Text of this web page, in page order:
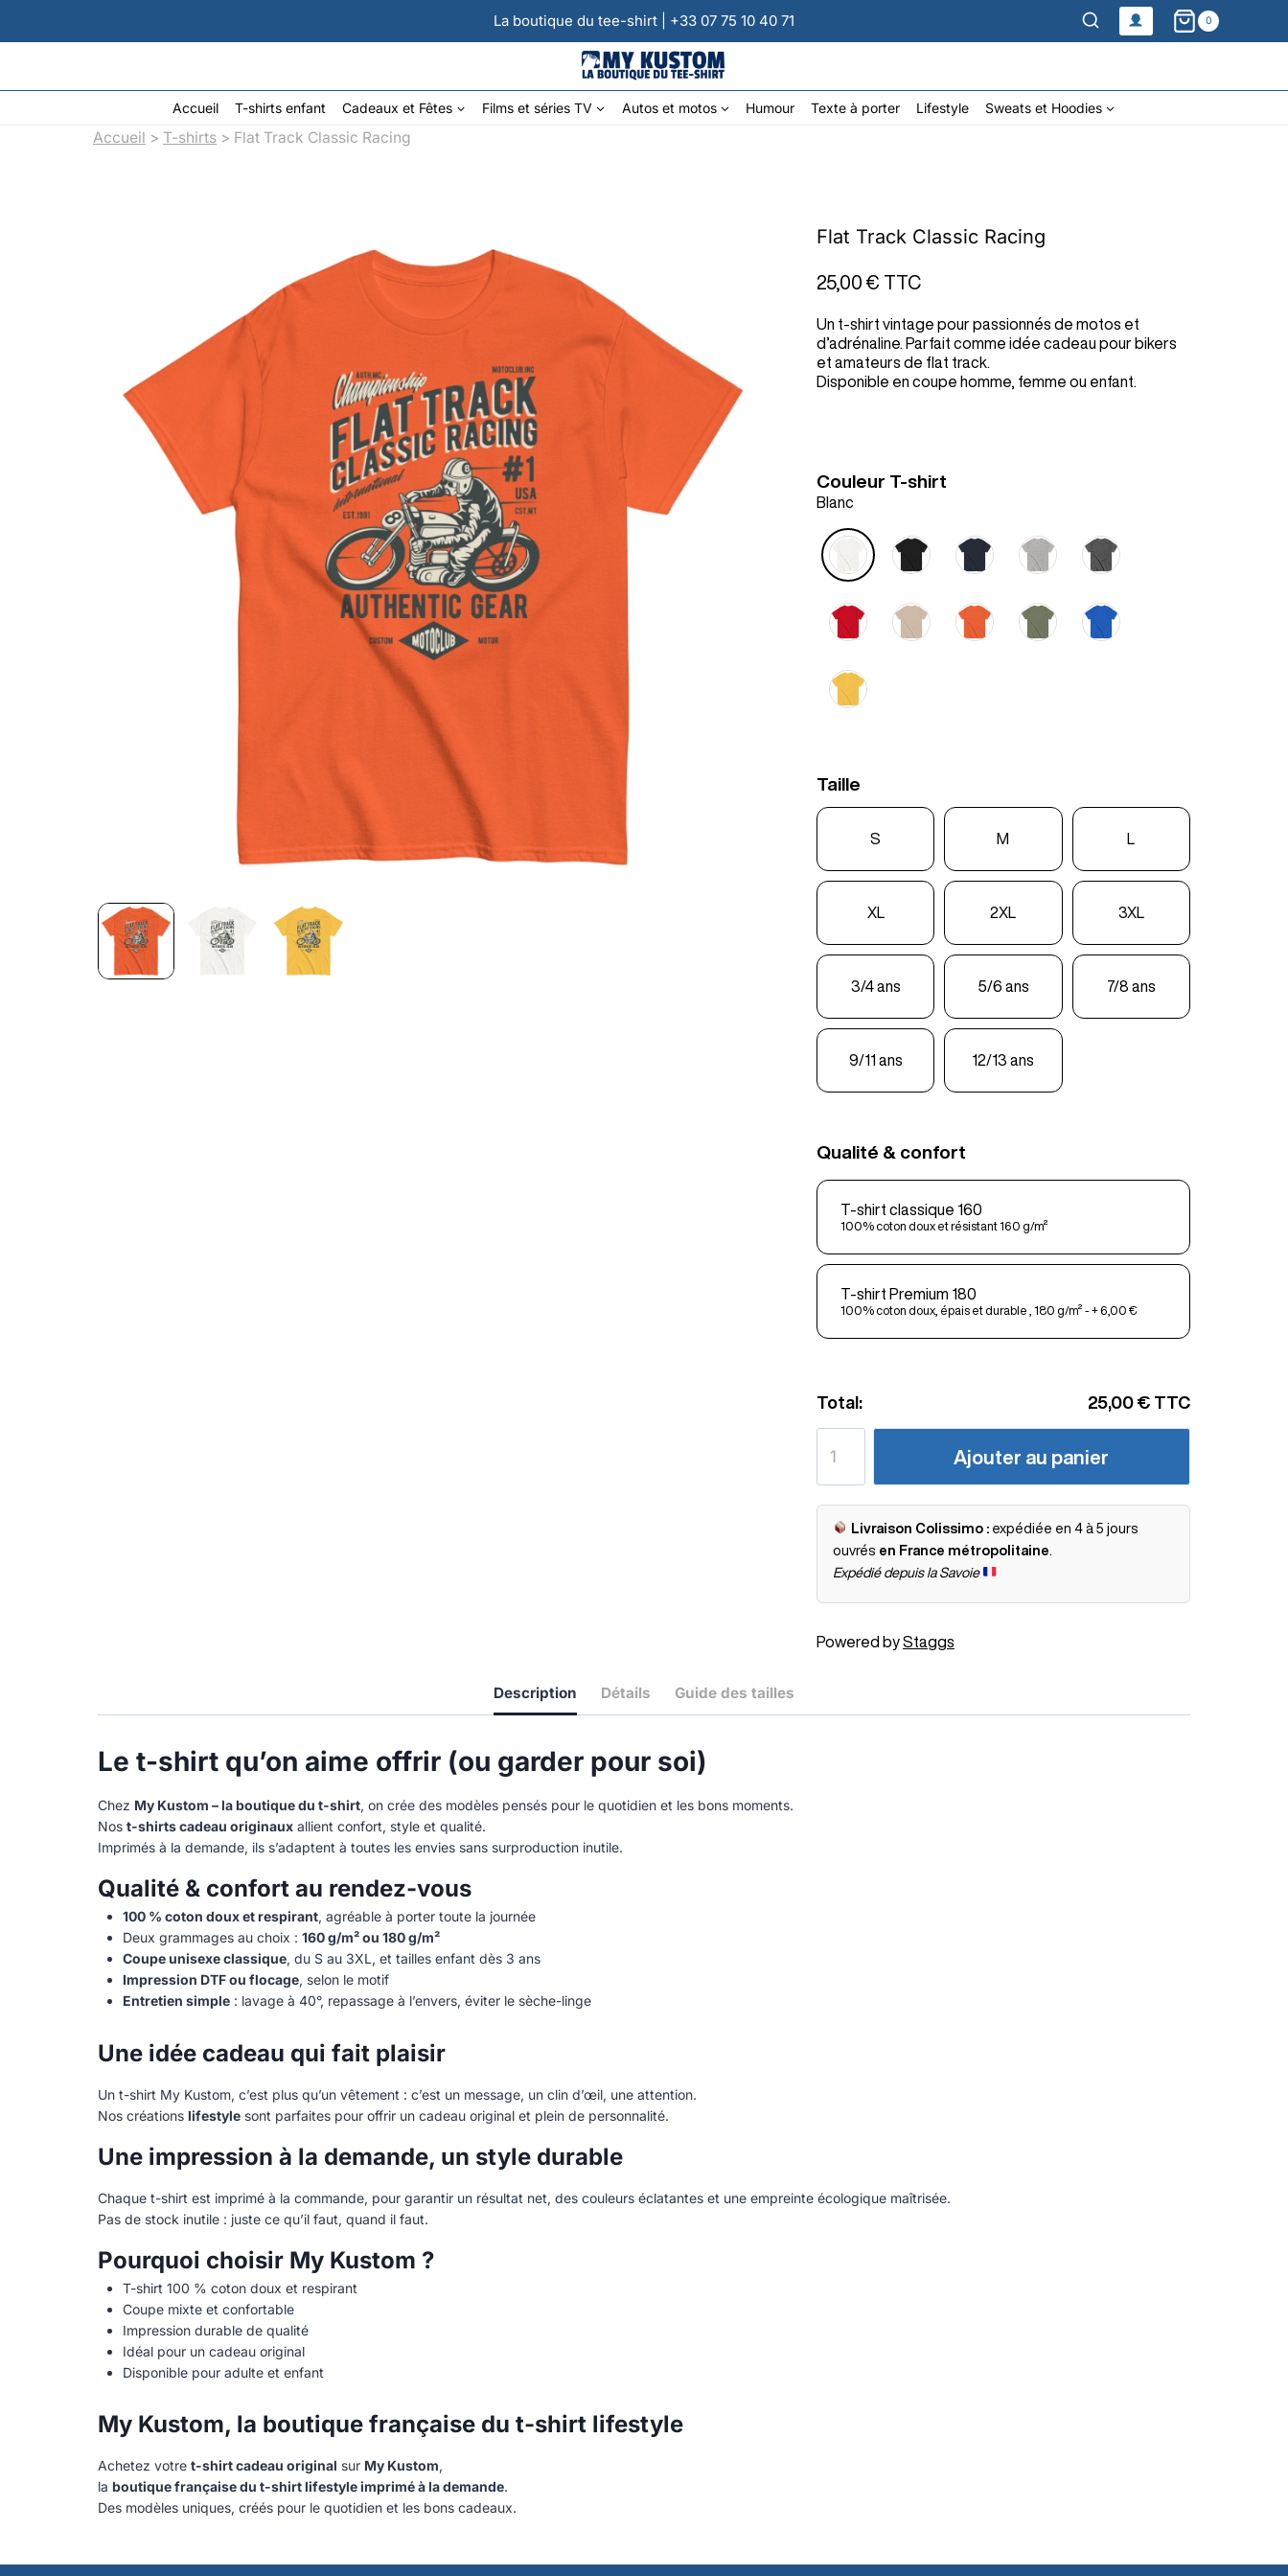
au
La boutique du tee-shirt | +33 07 75 10 40 71 0
Accueil T-shirts enfant Cadeaux et Fêtes Films et séries TV Autos et motos Humour Texte à porter Lifestyle Sweats et Hoodies
Accueil > T-shirts > Flat Track Classic Racing
Flat Track Classic Racing
25,00 € TTC
Un t-shirt vintage pour passionnés de motos et
d’adrénaline. Parfait comme idée cadeau pour bikers
et amateurs de flat track.
Disponible en coupe homme, femme ou enfant.
Couleur T-shirt
Blanc
Taille
S M
XL 2XL 3XL
3/4 ans 5/6 ans 7/8 ans
9/11 ans 12/13 ans
Qualité & confort
T-shirt classique 160
100% coton doux et résistant 160 g/m²
T-shirt Premium 180
100% coton doux, épais et durable , 180 g/m² - + 6,00 €
Total: 25,00 € TTC
Ajouter au panier
Livraison Colissimo : expédiée en 4 à 5 jours
ouvrés en France métropolitaine
Expédié depuis la Savoie
Powered byStaggs
Description Détails Guide des tailles
Le t-shirt qu’on aime offrir (ou garder pour soi)
Chez My Kustom – la boutique du t-shirt, on crée des modèles pensés pour le quotidien et les bons moments.
Nos t-shirts cadeau originaux allient confort, style et qualité.
Imprimés à la demande, ils s’adaptent à toutes les envies sans surproduction inutile.
Qualité & confort au rendez-vous
100 % coton doux et respirant, agréable à porter toute la journée
Deux grammages au choix : 160 g/m² ou 180 g/m²
Coupe unisexe classique, du S au 3XL, et tailles enfant dès 3 ans
Impression DTF ou flocage, selon le motif
Entretien simple: lavage à 40°, repassage à l’envers, éviter le sèche-linge
Une idée cadeau qui fait plaisir
Un t-shirt My Kustom, c’est plus qu’un vêtement : c’est un message, un clin d’œil, une attention.
Nos créations lifestyle sont parfaites pour offrir un cadeau original et plein de personnalité.
Une impression à la demande, un style durable
Chaque t-shirt est imprimé à la commande, pour garantir un résultat net, des couleurs éclatantes et une empreinte écologique maîtrisée.
Pas de stock inutile : juste ce qu’il faut, quand il faut.
Pourquoi choisir My Kustom ?
T-shirt 100 % coton doux et respirant
Coupe mixte et confortable
Impression durable de qualité
Idéal pour un cadeau original
Disponible pour adulte et enfant
My Kustom, la boutique française du t-shirt lifestyle
Achetez votre t-shirt cadeau original sur My Kustom,
la boutique française du t-shirt lifestyle imprimé à la demande.
Des modèles uniques, créés pour le quotidien et les bons cadeaux.